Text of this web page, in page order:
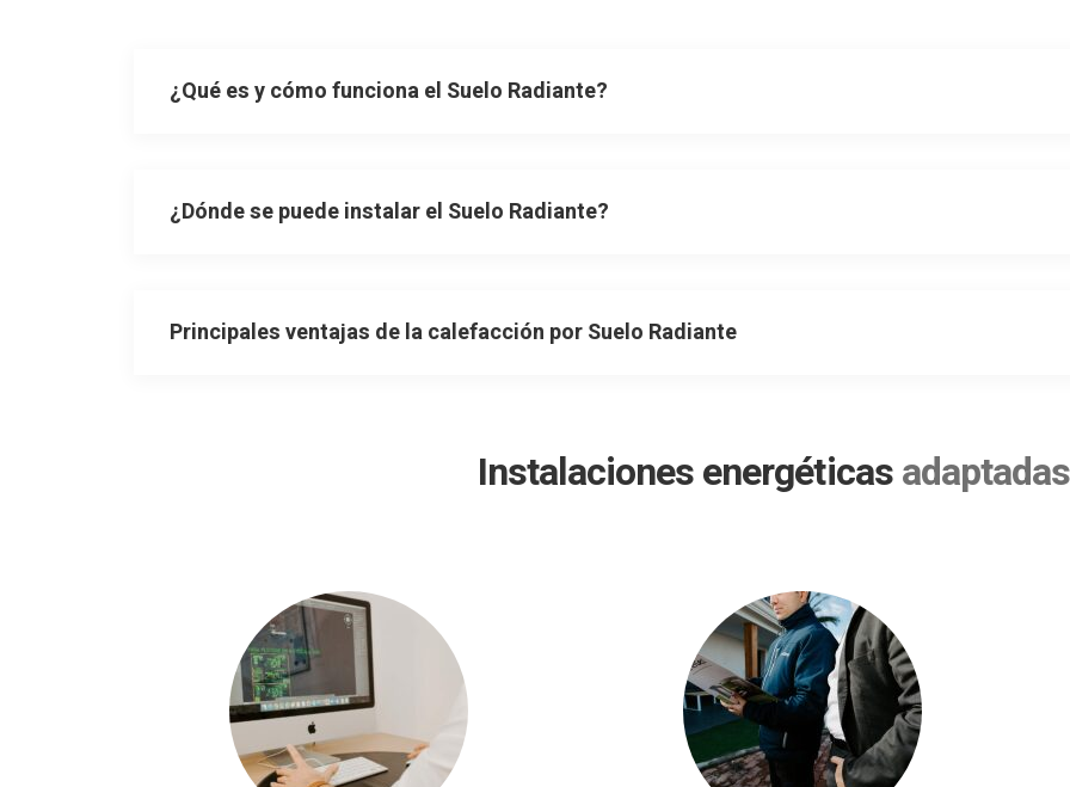
¿Qué es y cómo funciona el Suelo Radiante?
¿Dónde se puede instalar el Suelo Radiante?
Principales ventajas de la calefacción por Suelo Radiante
Instalaciones energéticas